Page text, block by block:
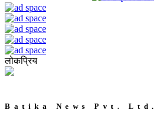
लोकप्रिय
Batika News Pvt. Ltd.